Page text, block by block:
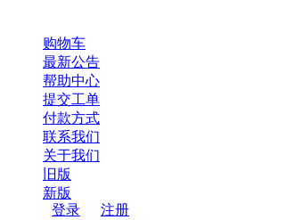
购物车
最新公告
帮助中心
提交工单
付款方式
联系我们
关于我们
旧版
新版
登录
注册